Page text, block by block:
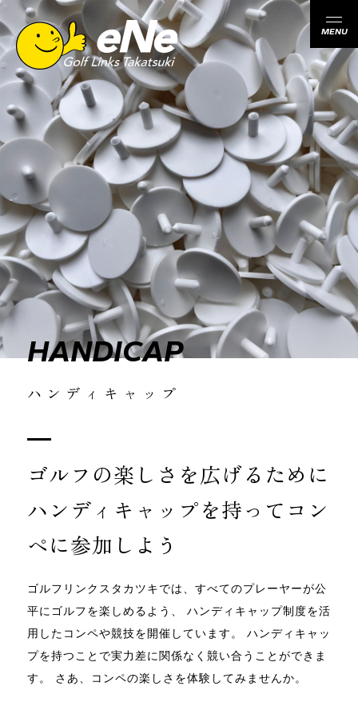
MENU
HANDICAP
ハンディキャップ
ゴルフの楽しさを広げるために
ハンディキャップを持ってコン
ペに参加しよう
ゴルフリンクスタカツキでは、すべてのプレーヤーが公
平にゴルフを楽しめるよう、 ハンディキャップ制度を活
用したコンペや競技を開催しています。 ハンディキャッ
プを持つことで実力差に関係なく競い合うことができま
す。 さあ、コンペの楽しさを体験してみませんか。